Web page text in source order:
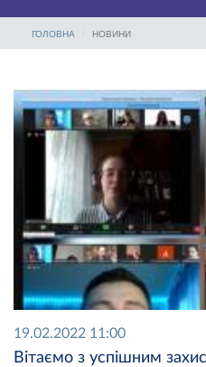
ГОЛОВНА НОВИНИ
19.02.2022 11:00
Вітаємо з успішним